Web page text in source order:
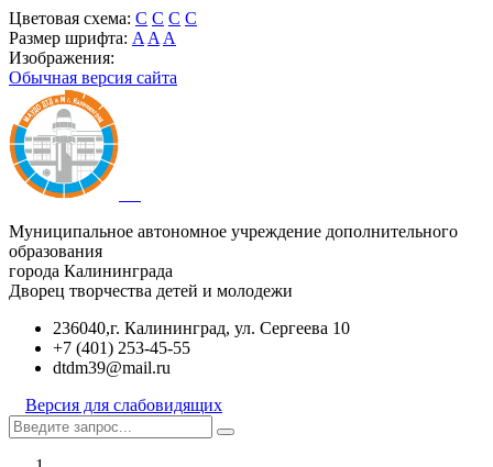
Цветовая схема: C C C C
Размер шрифта: A A A
Изображения:
Обычная версия сайта
Муниципальное автономное учреждение дополнительного
образования
города Калининграда
Дворец творчества детей и молодежи
236040,г. Калининград, ул. Сергеева 10
+7 (401) 253-45-55
dtdm39@mail.ru
Версия для слабовидящих